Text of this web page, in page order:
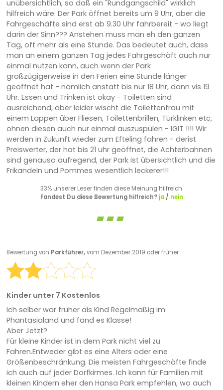
unübersichtlich, so daß ein "Rundgangschild" wirklich
hilfreich wäre. Der Park öffnet bereits um 9 Uhr, aber die
Fahrgeschäfte sind erst ab 9.30 Uhr fahrbereit - wo liegt
darin der Sinn??? Anstehen muss man eh den ganzen
Tag, oft mehr als eine Stunde. Das bedeutet auch, dass
man an einem ganzen Tag jedes Fahrgeschäft auch nur
einmal nutzen kann, auch wenn der Park
großzügigerweise in den Ferien eine Stunde länger
geöffnet hat - nämlich anstatt bis nur 18 Uhr, dann vis 19
Uhr. Essen und Trinken ist okay - Toiletten sind
ausreichend, aber leider wischt die Toilettenfrau mit
einem Lappen über Fliesen, Toilettenbrillen, Türklinken etc,
ohnen diesen auch nur einmal auszuspülen - IGIT !!!! Wir
werden in Zukunft wieder zum Efteling fahren - derist
Preiswerter, der hat bis 21 uhr geöffnet, die Achterbahnen
sind genauso aufregend, der Park ist übersichtlich und die
Frikandeln und Pommes wesentlich leckerer!!!
33% unserer Leser finden diese Meinung hilfreich.
Fandest Du diese Bewertung hilfreich? ja/ nein
Bewertung von Parkführer,vom Dezember 2019 oder früher
Kinder unter 7 Kostenlos
Ich selber war früher als Kind Regelmäßig im
Phantasialand und fand es Klasse!
Aber Jetzt?
Für kleine Kinder ist in dem Park nicht viel zu
Fahren.Entweder gibt es eine Alters oder eine
Größenbeschränkung. Die meisten Fahrgeschäfte finde
ich auch auf jeder Dorfkirmes. Ich kann für Familien mit
kleinen Kindern eher den Hansa Park empfehlen, wo auch